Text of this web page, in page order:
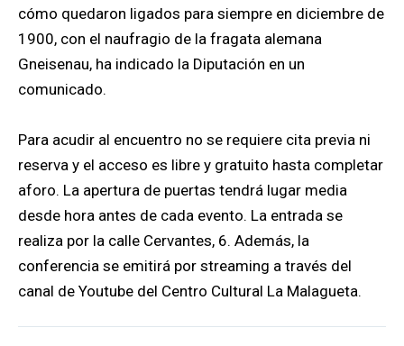
cómo quedaron ligados para siempre en diciembre de
1900, con el naufragio de la fragata alemana
Gneisenau, ha indicado la Diputación en un
comunicado.
Para acudir al encuentro no se requiere cita previa ni
reserva y el acceso es libre y gratuito hasta completar
aforo. La apertura de puertas tendrá lugar media
desde hora antes de cada evento. La entrada se
realiza por la calle Cervantes, 6. Además, la
conferencia se emitirá por streaming a través del
canal de Youtube del Centro Cultural La Malagueta.